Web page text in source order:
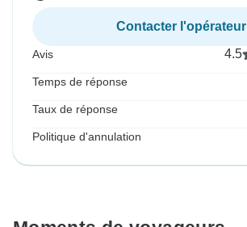
Contacter l'opérateur
Avis 4.5
Temps de réponse
Taux de réponse
Politique d'annulation